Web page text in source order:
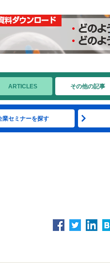
ARTICLES その他の記事
業セミナーを探す